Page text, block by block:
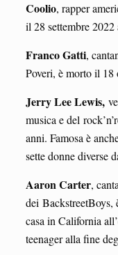
Coolio, rapper
il 28 settembre 2022
Franco Gatti,
Poveri, è morto il 18
Jerry Lee Lewis,
musica e del
anni. Famosa è
sette donne diverse
Aaron Carter,
dei BackstreetBoys,
casa in California
teenager alla fine